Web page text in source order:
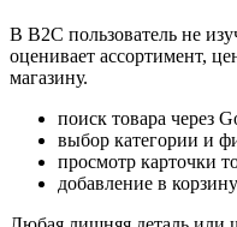
В B2C пользователь не
оценивает ассортимент,
магазину.
поиск товара через
выбор категории и
просмотр карточки
добавление в